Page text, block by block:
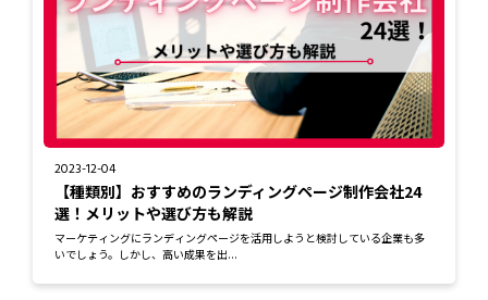
2023-12-04
【種類別】おすすめのランディングページ制作会社24
選！メリットや選び方も解説
マーケティングにランディングページを活用しようと検討している企業も多
いでしょう。しかし、高い成果を出...